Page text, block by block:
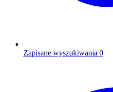
Zapisane wyszukiwania 0